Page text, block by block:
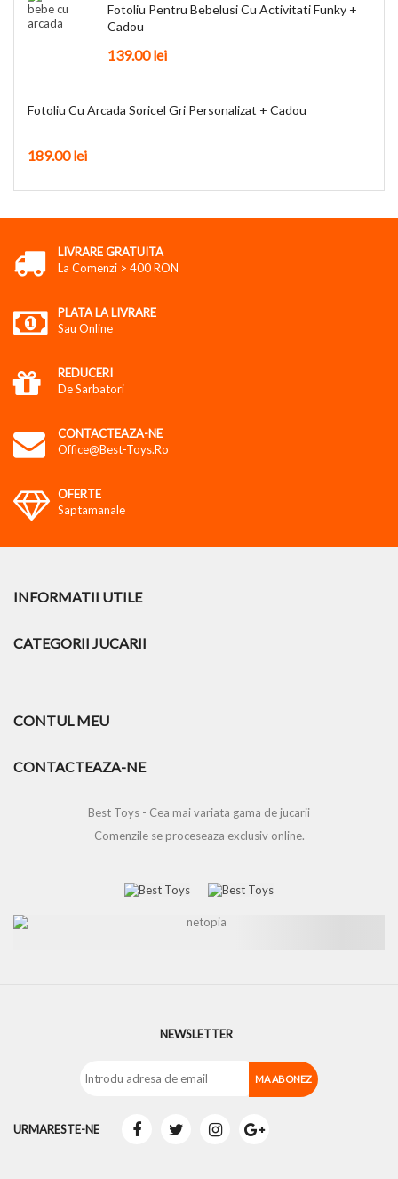
Fotoliu Pentru Bebelusi Cu Activitati Funky +
Cadou
139.00lei
Fotoliu Cu Arcada Soricel Gri Personalizat + Cadou
189.00lei
LIVRARE GRATUITA
La Comenzi > 400 RON
PLATA LA LIVRARE
Sau Online
REDUCERI
De Sarbatori
CONTACTEAZA-NE
Office@best-Toys.ro
OFERTE
Saptamanale
INFORMATII UTILE
CATEGORII JUCARII
CONTUL MEU
CONTACTEAZA-NE
Best Toys - Cea mai variata gama de jucarii
Comenzile se proceseaza exclusiv online.
NEWSLETTER
URMARESTE-NE